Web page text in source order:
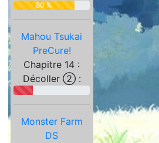
80 %
Mahou Tsukai
PreCure!
Chapitre 14 :
Décoller ② :
Monster Farm
DS